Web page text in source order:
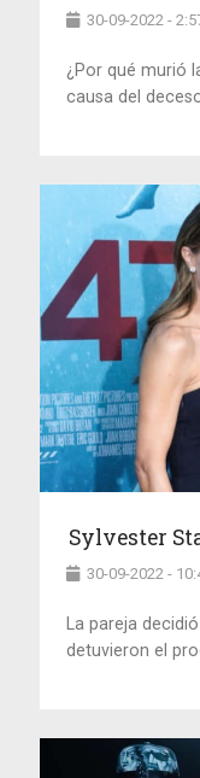
30-09-2022 -
¿Por qué murió
causa del
Sylvester
30-09-2022 -
La pareja
detuvieron el